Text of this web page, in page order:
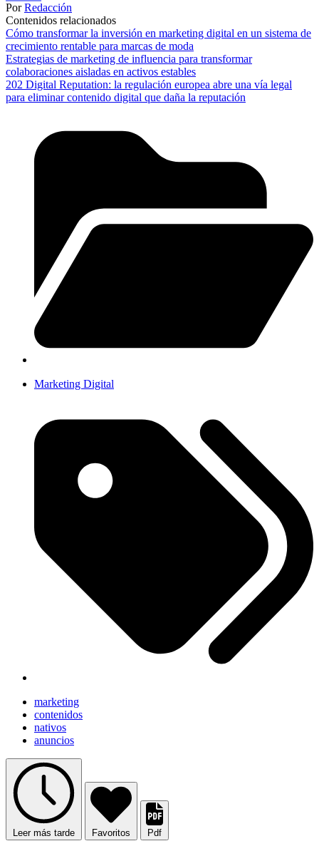
PorRedacción
Contenidos relacionados
Cómo transformar la inversión en marketing digital en un sistema de
crecimiento rentable para marcas de moda
Estrategias de marketing de influencia para transformar
colaboraciones aisladas en activos estables
202 Digital Reputation: la regulación europea abre una vía legal
para eliminar contenido digital que daña la reputación
Marketing Digital
marketing
contenidos
nativos
anuncios
Leer más tarde Favoritos Pdf